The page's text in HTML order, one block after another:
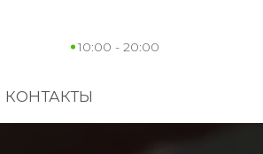
10:00 - 20:00
КОНТАКТЫ